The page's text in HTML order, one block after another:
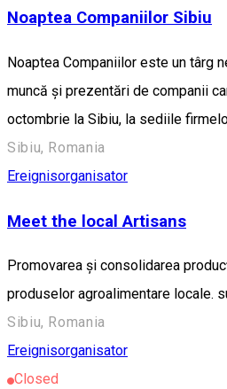
Noaptea Companiilor Sibiu
Noaptea Companiilor este un târg
muncă și prezentări de companii
octombrie la Sibiu, la sediile
Sibiu, Romania
Ereignisorganisator
Meet the local Artisans
Promovarea și consolidarea
produselor agroalimentare locale.
Sibiu, Romania
Ereignisorganisator
Closed